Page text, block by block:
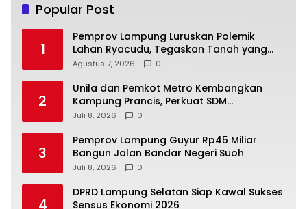
Popular Post
1
Pemprov Lampung Luruskan Polemik
Lahan Ryacudu, Tegaskan Tanah yang
Dipersoalkan Bukan Aset Provinsi
Agustus 7, 2026 0
2
Unila dan Pemkot Metro Kembangkan
Kampung Prancis, Perkuat SDM
Berwawasan Internasional
Juli 8, 2026 0
3
Pemprov Lampung Guyur Rp45 Miliar
Bangun Jalan Bandar Negeri Suoh
Juli 8, 2026 0
4
DPRD Lampung Selatan Siap Kawal Sukses
Sensus Ekonomi 2026